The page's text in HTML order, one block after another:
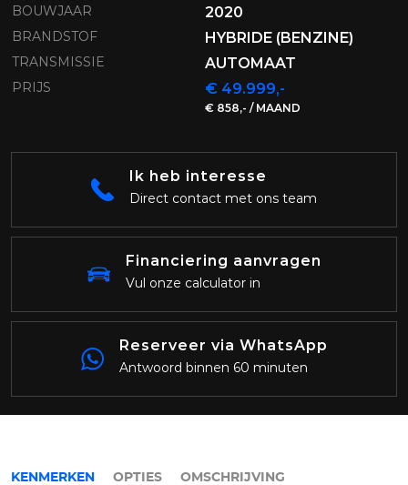
BOUWJAAR 2020
BRANDSTOF HYBRIDE (BENZINE)
TRANSMISSIE AUTOMAAT
PRIJS € 49.999,-
€ 858,- / MAAND
Ik heb interesse
Direct contact met ons team
Financiering aanvragen
Vul onze calculator in
Reserveer via WhatsApp
Antwoord binnen 60 minuten
KENMERKEN OPTIES OMSCHRIJVING